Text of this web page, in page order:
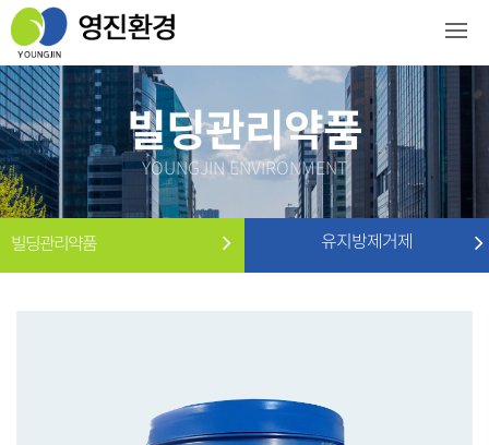
빌딩관리약품
YOUNGJIN ENVIRONMENT
유지방제거제
빌딩관리약품
소변기탈취제